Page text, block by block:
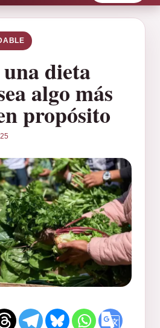
dieta
algo más
propósito